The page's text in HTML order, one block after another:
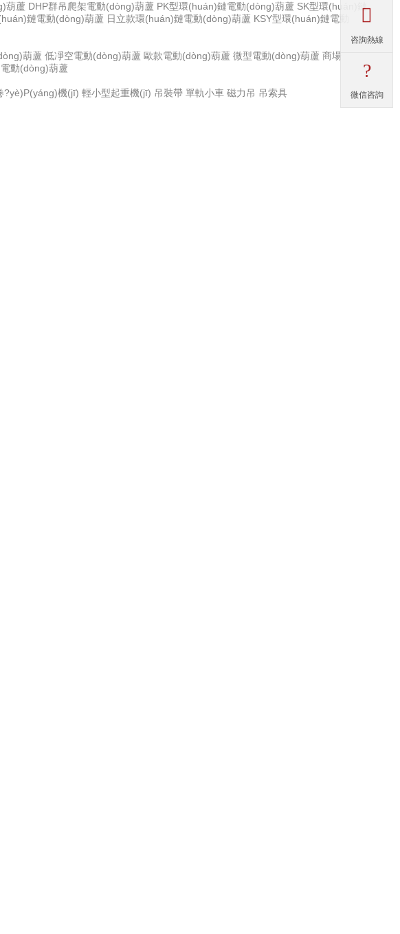
葫蘆 DHP群吊爬架電動(dòng)葫蘆 PK型環(huán)鏈電動(dòng)葫蘆 SK型環(huán)鏈
鏈電動(dòng)葫蘆 日立款環(huán)鏈電動(dòng)葫蘆 KSY型環(huán)鏈電動
葫蘆 低凈空電動(dòng)葫蘆 歐款電動(dòng)葫蘆 微型電動(dòng)葫蘆 商場
動(dòng)葫蘆
?yè)P(yáng)機(jī) 輕小型起重機(jī) 吊裝帶 單軌小車 磁力吊 吊索具

咨詢熱線
?
微信咨詢